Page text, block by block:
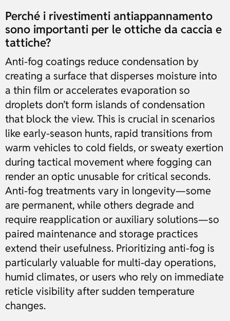
Perché i rivestimenti antiappannamento
sono importanti per le ottiche da caccia e
tattiche?
Anti-fog coatings reduce condensation by
creating a surface that disperses moisture into
a thin film or accelerates evaporation so
droplets don’t form islands of condensation
that block the view. This is crucial in scenarios
like early-season hunts, rapid transitions from
warm vehicles to cold fields, or sweaty exertion
during tactical movement where fogging can
render an optic unusable for critical seconds.
Anti-fog treatments vary in longevity—some
are permanent, while others degrade and
require reapplication or auxiliary solutions—so
paired maintenance and storage practices
extend their usefulness. Prioritizing anti-fog is
particularly valuable for multi-day operations,
humid climates, or users who rely on immediate
reticle visibility after sudden temperature
changes.